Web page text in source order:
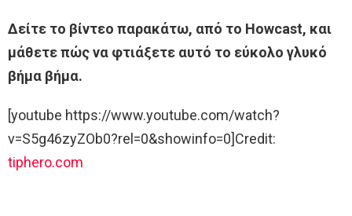
Δείτε το βίντεο παρακάτω, από το Howcast, και
μάθετε πώς να φτιάξετε αυτό το εύκολο γλυκό
βήμα βήμα.
[youtube https://www.youtube.com/watch?
v=S5g46zyZOb0?rel=0&showinfo=0]Credit:
tiphero.com